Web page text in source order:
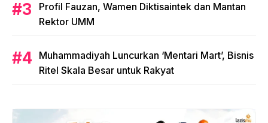
Profil Fauzan, Wamen Diktisaintek dan Mantan
Rektor UMM
Muhammadiyah Luncurkan ‘Mentari Mart’, Bisnis
Ritel Skala Besar untuk Rakyat